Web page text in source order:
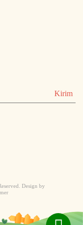
Kirim
Design by